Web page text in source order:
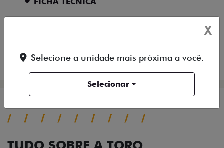
COMPARAR VERSÃO
X
Selecione a unidade mais próxima a você.
Selecionar